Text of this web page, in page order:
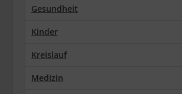
Gesundheit
Kinder
Kreislauf
Medizin